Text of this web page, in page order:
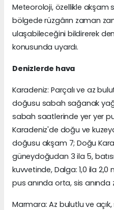
Meteoroloji, özellikle akşam
bölgede rüzgârın zaman
ulaşabileceğini bildirerek
konusunda uyardı.
Denizlerde hava
Karadeniz: Parçalı ve az
doğusu sabah sağanak
sabah saatlerinde yer yer
Karadeniz'de doğu ve
doğusu akşam 7; Doğu
güneydoğudan 3 ila 5,
kuvvetinde, Dalga: 1,0 ila 2,0
pus anında orta, sis anında
Marmara: Az bulutlu ve